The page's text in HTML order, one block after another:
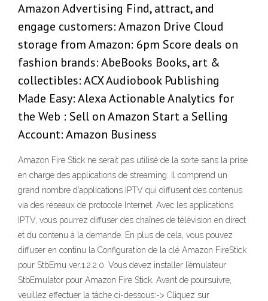
Amazon Advertising Find, attract, and
engage customers: Amazon Drive Cloud
storage from Amazon: 6pm Score deals on
fashion brands: AbeBooks Books, art &
collectibles: ACX Audiobook Publishing
Made Easy: Alexa Actionable Analytics for
the Web : Sell on Amazon Start a Selling
Account: Amazon Business
Amazon Fire Stick ne serait pas utilisé de la sorte sans la prise
en charge des applications de streaming. Il comprend un
grand nombre d’applications IPTV qui diffusent des contenus
via des réseaux de protocole Internet. Avec les applications
IPTV, vous pourrez diffuser des chaînes de télévision en direct
et du contenu à la demande. En plus de cela, vous pouvez
diffuser en continu la Configuration de la clé Amazon FireStick
pour StbEmu ver.1.2.2.0. Vous devez installer l’émulateur
StbEmulator pour Amazon Fire Stick. Avant de poursuivre,
veuillez effectuer la tâche ci-dessous:-> Cliquez sur